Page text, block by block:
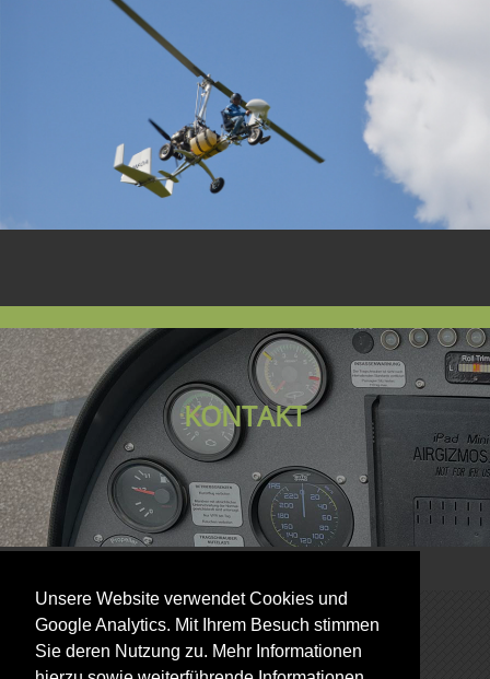
Unsere Website verwendet Cookies und
Google Analytics. Mit Ihrem Besuch stimmen
Sie deren Nutzung zu. Mehr Informationen
KONTAKT
Wir freuen uns auf Ihre Anfrage.
Email:info@fly-zeit.com
Tel.:+49 (0)160 946 711 80